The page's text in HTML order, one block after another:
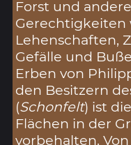
Forst und
Gerechtigkeiten
Lehenschaften,
Gefälle und
Erben von
den Besitzern
(Schonfelt) ist
Flächen in der
vorbehalten.